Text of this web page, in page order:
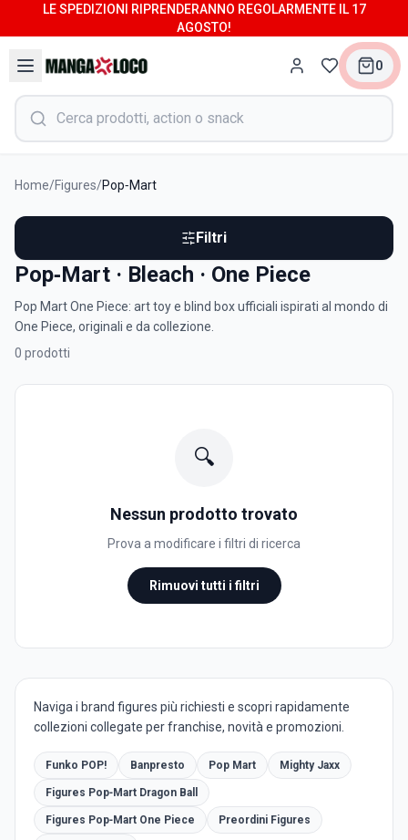
LE SPEDIZIONI RIPRENDERANNO REGOLARMENTE IL 17
AGOSTO!
0
Home/Figures/Pop‑Mart
Filtri
Pop‑Mart · Bleach · One Piece
Pop Mart One Piece: art toy e blind box ufficiali ispirati al mondo di
One Piece, originali e da collezione.
0 prodotti
🔍
Nessun prodotto trovato
Prova a modificare i filtri di ricerca
Rimuovi tutti i filtri
Naviga i brand figures più richiesti e scopri rapidamente
collezioni collegate per franchise, novità e promozioni.
Funko POP! Banpresto Pop Mart Mighty Jaxx
Figures Pop‑Mart Dragon Ball
Figures Pop‑Mart One Piece Preordini Figures